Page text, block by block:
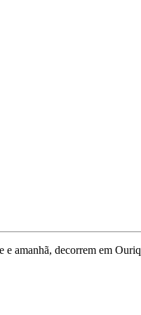
e amanhã, decorrem em